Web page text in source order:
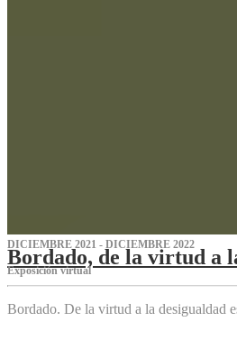
DICIEMBRE 2021 - DICIEMBRE 2022
Bordado, de la virtud a
Exposición virtual‌
Bordado. De la virtud a la desigualdad